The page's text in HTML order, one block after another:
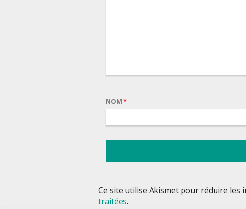
NOM *
Ce site utilise Akismet pour réduire les
traitées.